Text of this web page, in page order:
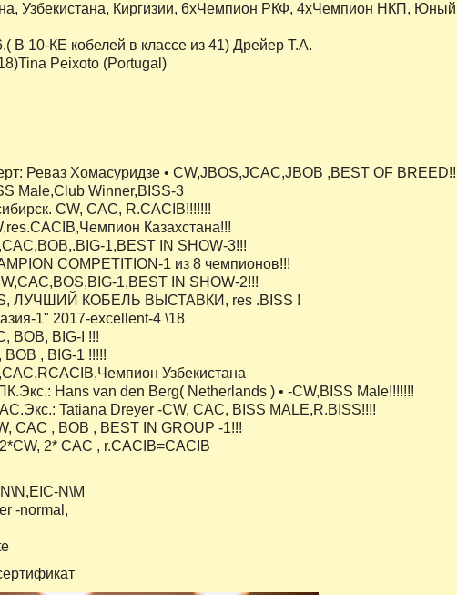
Узбекистана, Киргизии, 6хЧемпион РКФ, 4хЧемпион НКП,
В 10-КЕ кобелей в классе из 41) Дрейер Т.А.
Peixoto (Portugal)
Реваз Хомасуридзе • CW,JBOS,JCAC,JBOB ,BEST OF
Male,Club Winner,BISS-3
CW, CAC, R.CACIB!!!!!!!
Казахстана!!!
1,BEST IN SHOW-3!!!
COMPETITION-1 из 8 чемпионов!!!
1,BEST IN SHOW-2!!!
ЛУЧШИЙ КОБЕЛЬ ВЫСТАВКИ, res .BISS !
1" 2017-excellent-4 \18
BOB, BIG-I !!!
, BIG-1 !!!!!
Узбекистана
Hans van den Berg( Netherlands ) • -CW,BISS Male!!!!!!!
Tatiana Dreyer -CW, CAC, BISS MALE,R.BISS!!!!
CAC , BOB , BEST IN GROUP -1!!!
2* CAC , r.CACIB=CACIB
N\M
-normal,